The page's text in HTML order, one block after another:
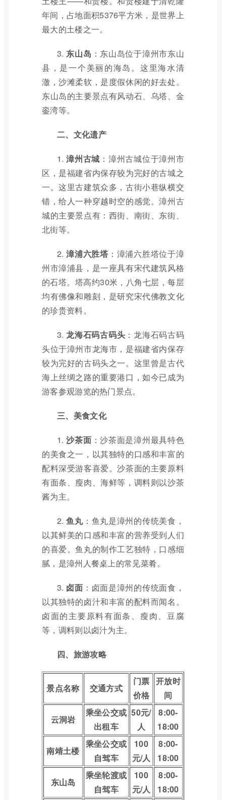
年间，占地面积5376平方米，是世界上
最大的土楼之一。
3.东山岛 ：东山岛位于漳州市东山
县，是一个美丽的海岛。这里海水清
澈，沙滩柔软，是度假休闲的好去处。
东山岛的主要景点有风动石、乌塔、金
銮湾等。
二、文化遗产
1.漳州古城 ：漳州古城位于漳州市
区，是福建省内保存较为完好的古城之
一。这里古建筑众多，古街小巷纵横交
错，给人一种穿越时空的感觉。漳州古
城的主要景点有：西街、南街、东街、
北街等。
2.漳浦六胜塔 ：漳浦六胜塔位于漳
州市漳浦县，是一座具有宋代建筑风格
的石塔。塔高约30米，八角七层，每层
均有佛像和雕刻，是研究宋代佛教文化
的珍贵资料。
3.龙海石码古码头 ：龙海石码古码
头位于漳州市龙海市，是福建省内保存
较为完好的古码头之一。这里曾是古代
海上丝绸之路的重要港口，如今已成为
游客参观游览的热门景点。
三、美食文化
1.沙茶面 ：沙茶面是漳州最具特色
的美食之一，以其独特的口感和丰富的
配料深受游客喜爱。沙茶面的主要原料
有面条、瘦肉、海鲜等，调料则以沙茶
酱为主。
2.鱼丸：鱼丸是漳州的传统美食，
以其鲜美的口感和丰富的营养受到人们
的喜爱。鱼丸的制作工艺独特，口感细
腻，是漳州人餐桌上的常见菜肴。
3. 卤面 ：卤面是漳州的传统面食，
以其独特的卤汁和丰富的配料而闻名。
卤面的主要原料有面条、瘦肉、豆腐
等，调料则以卤汁为主。
四、旅游攻略
景点名称 交通方式
门票
价格
开放时
间
云洞岩
乘坐公交或
出租车
50元/
人
8:00-
18:00
南靖土楼
乘坐公交或
自驾车
100
元/人
8:00-
18:00
东山岛
乘坐轮渡或
自驾车
100
元/人
8:00-
18:00